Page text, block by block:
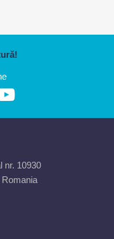
nr. 10930
Romania